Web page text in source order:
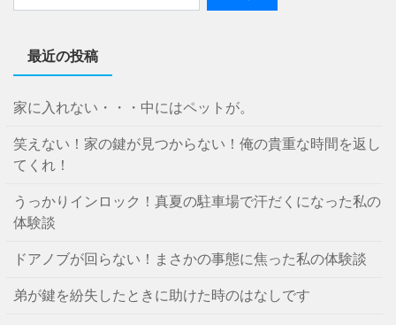
最近の投稿
家に入れない・・・中にはペットが。
笑えない！家の鍵が見つからない！俺の貴重な時間を返し
てくれ！
うっかりインロック！真夏の駐車場で汗だくになった私の
体験談
ドアノブが回らない！まさかの事態に焦った私の体験談
弟が鍵を紛失したときに助けた時のはなしです